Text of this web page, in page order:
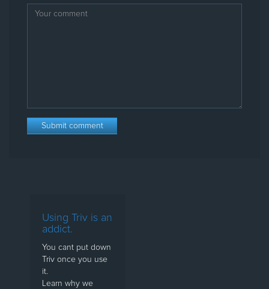
Using Triv is an
addict.
You cant put down
Triv once you use
it.
Learn why we